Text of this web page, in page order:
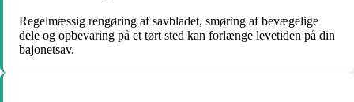
Regelmæssig rengøring af savbladet, smøring af bevægelige
dele og opbevaring på et tørt sted kan forlænge levetiden på din
bajonetsav.